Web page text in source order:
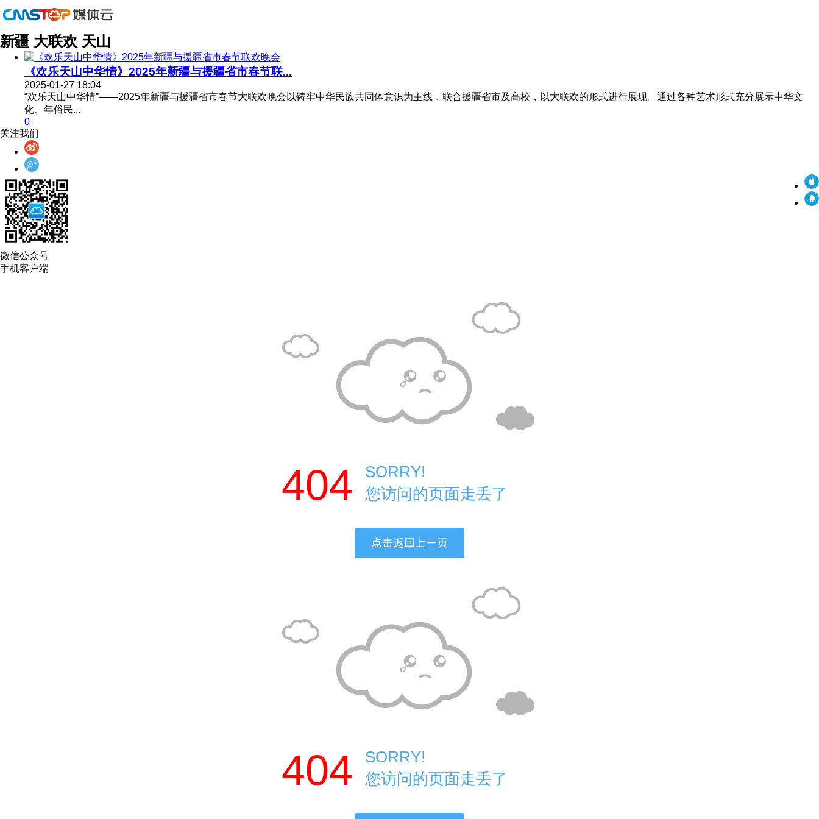
新疆 大联欢 天山
《欢乐天山中华情》2025年新疆与援疆省市春节联...
2025-01-27 18:04
“欢乐天山中华情”——2025年新疆与援疆省市春节大联欢晚会以铸牢中华民族共同体意识为主线，联合援疆省市及高校，以大联欢的形式进行展现。通过各种艺术形式充分展示中华文
化、年俗民...
0
关注我们
微信公众号
手机客户端
404
SORRY!
您访问的页面走丢了
404
SORRY!
您访问的页面走丢了